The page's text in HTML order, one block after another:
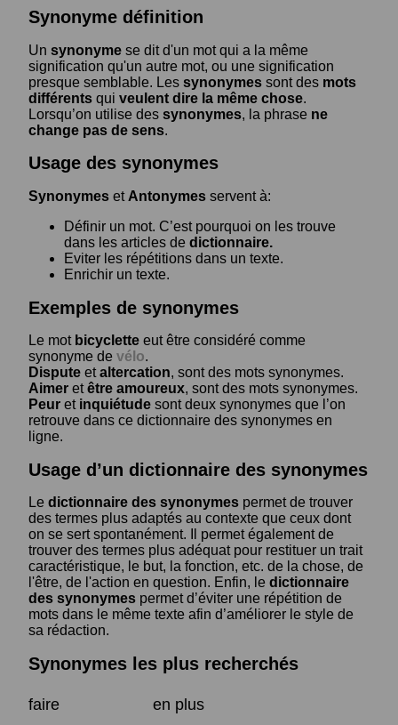
Synonyme définition
Un synonyme se dit d'un mot qui a la même
signification qu'un autre mot, ou une signification
presque semblable. Les synonymes sont des mots
différents qui veulent dire la même chose.
Lorsqu’on utilise des synonymes, la phrase ne
change pas de sens.
Usage des synonymes
Synonymes et Antonymes servent à:
Définir un mot. C’est pourquoi on les trouve
dans les articles de dictionnaire.
Eviter les répétitions dans un texte.
Enrichir un texte.
Exemples de synonymes
Le mot bicyclette eut être considéré comme
synonyme de vélo.
Dispute etaltercation, sont des mots synonymes.
Aimer etêtre amoureux, sont des mots synonymes.
Peur et inquiétude sont deux synonymes que l’on
retrouve dans ce dictionnaire des synonymes en
ligne.
Usage d’un dictionnaire des synonymes
Le dictionnaire des synonymes permet de trouver
des termes plus adaptés au contexte que ceux dont
on se sert spontanément. Il permet également de
trouver des termes plus adéquat pour restituer un trait
caractéristique, le but, la fonction, etc. de la chose, de
l'être, de l'action en question. Enfin, le dictionnaire
des synonymes permet d’éviter une répétition de
mots dans le même texte afin d’améliorer le style de
sa rédaction.
Synonymes les plus recherchés
faire
en plus